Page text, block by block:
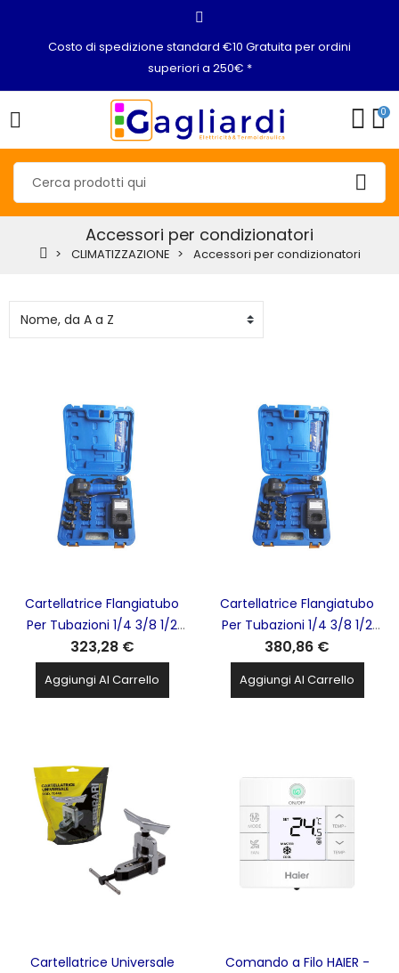
Costo di spedizione standard €10 Gratuita per ordini
superiori a 250€ *
0
Accessori per condizionatori
CLIMATIZZAZIONE Accessori per condizionatori
Cartellatrice Flangiatubo
Per Tubazioni 1/4 3/8 1/2
5/8 3/4 Di Pollice VET-19Li
General Gas 1Bat. VALUE -
F-AF-AL-CARVET19-1B
323,28 €
Aggiungi Al Carrello
Cartellatrice Flangiatubo
Per Tubazioni 1/4 3/8 1/2
5/8 3/4 Di Pollice VET-19Li
General Gas 2Bat. VALUE -
F-AF-AL-CAR-VET19LI
380,86 €
Aggiungi Al Carrello
Cartellatrice Universale
Comando a Filo HAIER -